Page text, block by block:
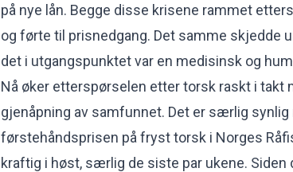
på nye lån. Begge disse krisene rammet
og førte til prisnedgang. Det samme skjedde
det i utgangspunktet var en medisinsk og
Nå øker etterspørselen etter torsk raskt i takt
gjenåpning av samfunnet. Det er særlig synlig
førstehåndsprisen på fryst torsk i Norges
kraftig i høst, særlig de siste par ukene. Siden